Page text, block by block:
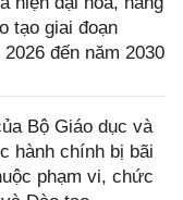
tạo giai đoạn
đến năm 2030
Bộ Giáo dục và
hành chính bị bãi
phạm vi, chức